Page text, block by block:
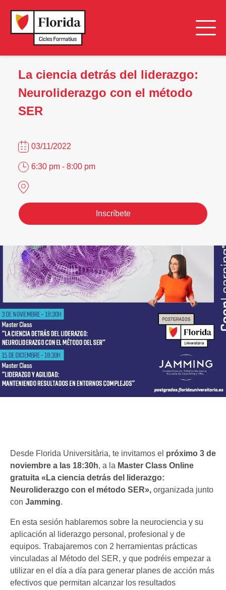
La ciencia detrás del liderazgo:
Neuroliderazgo con el método
SER
03/11/2022
6:30 pm - 8:00 pm
Inscríbete
Desde Florida Universitària, te invitamos el próximo 3 de
noviembre a las 18:30h, a la Master Class Online
gratuita «La ciencia detrás del liderazgo:
Neuroliderazgo con el método SER», organizada junto
con Jamming.
En esta sesión hablaremos sobre la neurociencia y su
aplicación al liderazgo personal, profesional y de
equipos. Trabajaremos con 2 herramientas prácticas
vinculadas al Método del SER, y que podréis empezar a
utilizar en el día a día para generar planes de acción más
efectivos que permitan alcanzar los resultados